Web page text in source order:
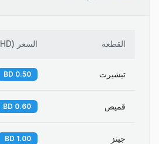
القطعة السعر (
تيشيرت 0.50 BD
قميص 0.60 BD
جينز 1.00 BD